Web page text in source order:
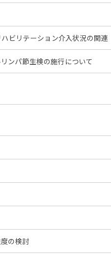
ビリテーション介入状況の関連
ンパ節生検の施行について
の検討